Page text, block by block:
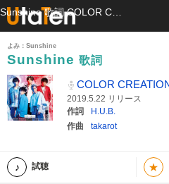
よみ：Sunshine
Sunshine 歌詞
COLOR
2019.5.22 リリース
作詞
H.U.B.
作曲
takarot
試聴 ★